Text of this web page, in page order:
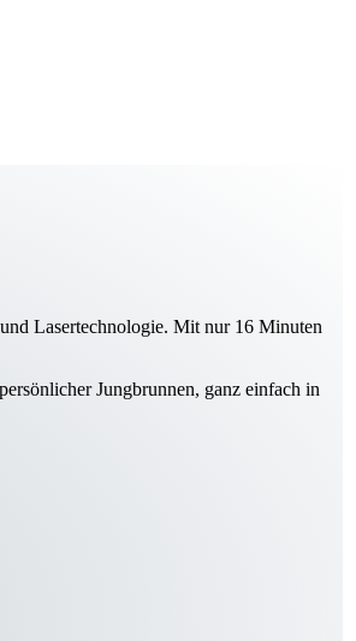
Laser­technologie. Mit nur 16 Minuten
Jung­brunnen, ganz einfach in